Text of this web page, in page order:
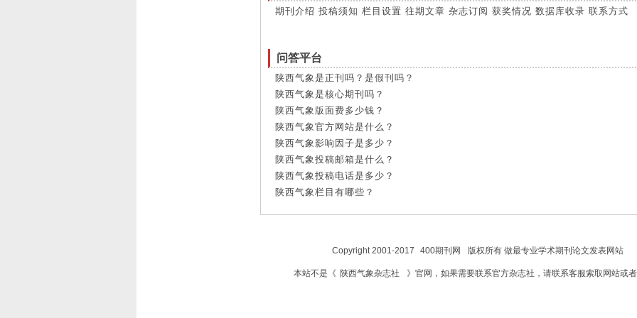
期刊介绍 投稿须知 栏目设置 往期文章 杂志订阅 获奖情况 数据库收录 联系方式
问答平台
陕西气象是正刊吗？是假刊吗？
陕西气象是核心期刊吗？
陕西气象版面费多少钱？
陕西气象官方网站是什么？
陕西气象影响因子是多少？
陕西气象投稿邮箱是什么？
陕西气象投稿电话是多少？
陕西气象栏目有哪些？
Copyright 2001-2017 400期刊网 版权所有 做最专业学术期刊论文发表网站
本站不是《 陕西气象杂志社 》官网，如果需要联系官方杂志社，请联系客服索取网站或